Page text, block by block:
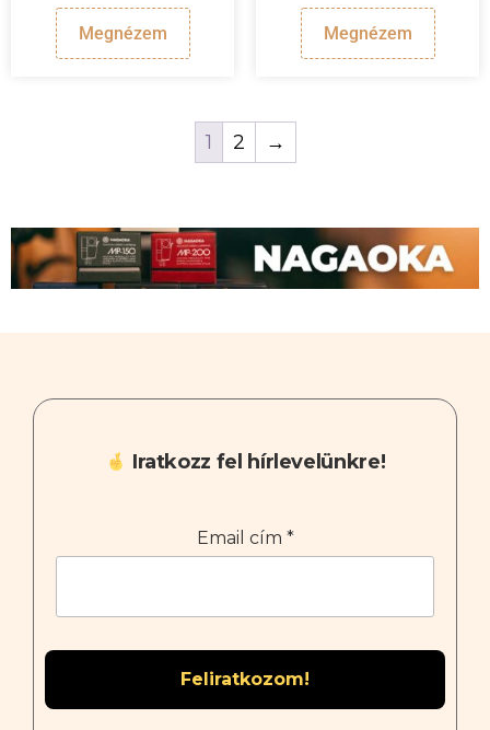
Megnézem Megnézem
1 2 →
Iratkozz fel hírlevelünkre!
Email cím *